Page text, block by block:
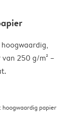
250 g/m² –
hoogwaardig papier